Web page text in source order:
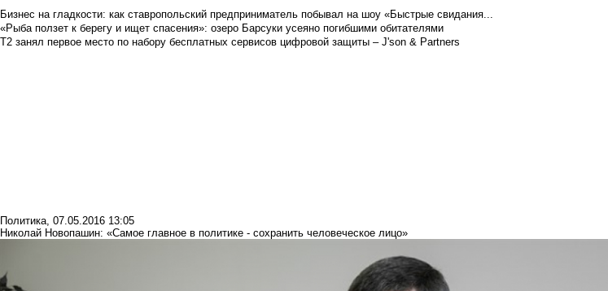
Бизнес на гладкости: как ставропольский предприниматель побывал на шоу «Быстрые свидания...
«Рыба ползет к берегу и ищет спасения»: озеро Барсуки усеяно погибшими обитателями
Т2 занял первое место по набору бесплатных сервисов цифровой защиты – J'son & Partners
Политика, 07.05.2016 13:05
Николай Новопашин: «Самое главное в политике - сохранить человеческое лицо»